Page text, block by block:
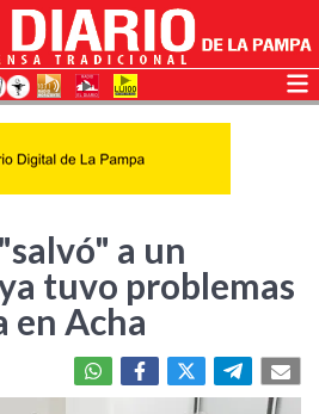
a un
tuvo problemas
en Acha